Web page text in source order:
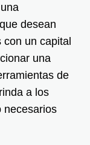
desean
con un capital
una
de
a los
necesarios